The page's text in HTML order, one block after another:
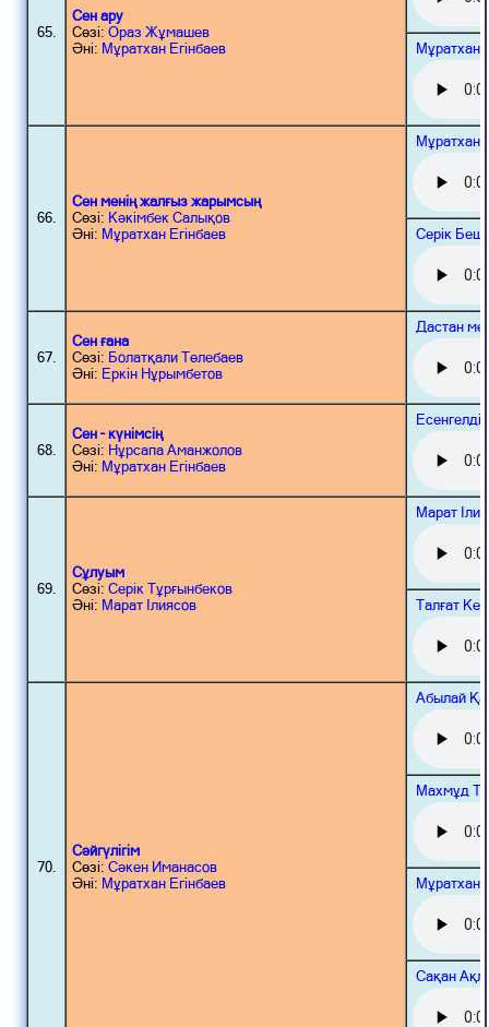
65.
Сен ару
Сөзі: Ораз Жұмашев
Әні: Мұратхан Егінбаев Мұратхан
66.
Сен менің жалғыз жарымсың
Сөзі: Кәкімбек Салықов
Әні: Мұратхан Егінбаев
Мұратхан
Серік
67.
Сен ғана
Сөзі: Болатқали Төлебаев
Әні: Еркін Нұрымбетов
Дастан
68.
Сен – күнімсің
Сөзі: Нұрсапа Аманжолов
Әні: Мұратхан Егінбаев
69.
Сұлуым
Сөзі: Серік Тұрғынбеков
Әні: Марат Ілиясов
Марат
Талғат
70.
Сәйгүлігім
Сөзі: Сәкен Иманасов
Әні: Мұратхан Егінбаев
Абылай
Махмұд
Мұратхан
Сақан